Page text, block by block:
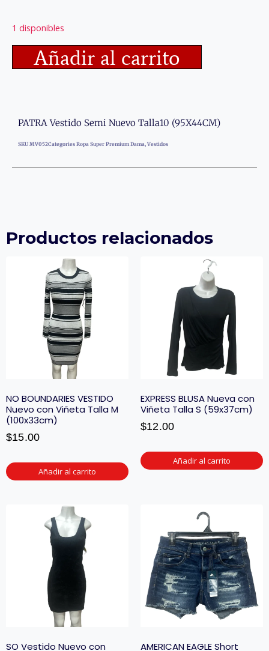
1 disponibles
Añadir al carrito
PATRA Vestido Semi Nuevo Talla10 (95X44CM)
SKU MV052Categories Ropa Super Premium Dama, Vestidos
Productos relacionados
NO BOUNDARIES VESTIDO
Nuevo con Viñeta Talla M
(100x33cm)
$15.00
Añadir al carrito
EXPRESS BLUSA Nueva con
Viñeta Talla S (59x37cm)
$12.00
Añadir al carrito
SO Vestido Nuevo con
AMERICAN EAGLE Short